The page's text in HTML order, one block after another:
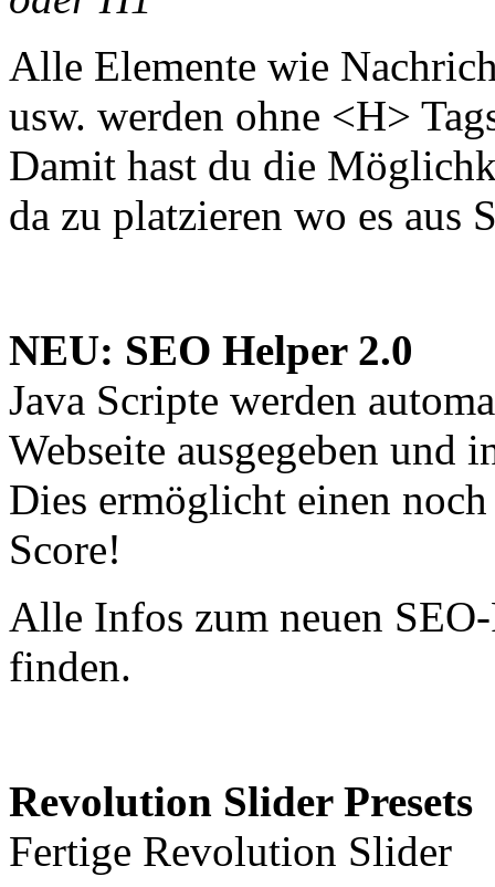
Alle Elemente wie
usw. werden ohne <H>
Damit hast du die
da zu platzieren wo es aus
NEU: SEO Helper 2.0
Java Scripte werden
Webseite ausgegeben und
Dies ermöglicht einen noch
Score!
Alle Infos zum neuen
finden.
Revolution Slider Presets
Fertige Revolution Slider